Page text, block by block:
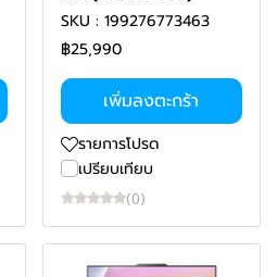
SKU : 199276773463
฿25,990
เพิ่มลงตะกร้า
รายการโปรด
เปรียบเทียบ
(0)